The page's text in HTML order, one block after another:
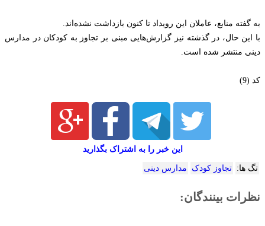
به گفته منابع، عاملان این رویداد تا کنون بازداشت نشده‌اند.
با این حال، در گذشته نیز گزارش‌هایی مبنی بر تجاوز به کودکان در مدارس
دینی منتشر شده است.
کد (9)
این خبر را به اشتراک بگذارید
تگ ها: تجاوز کودک مدارس دینی
نظرات بینندگان: